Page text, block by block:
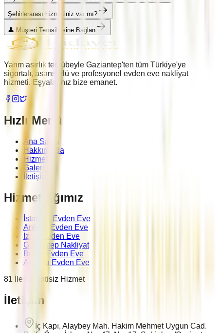
Şehirlerarası hizmetiniz var mı?
👤 Müşteri Temsilcisine Bağlan
Yarım asırlık tecrübeyle Gaziantep'ten tüm Türkiye'ye
sigortalı, asansörlü ve profesyonel evden eve nakliyat
hizmeti. Eşyalarınız bize emanet.
Hızlı Menü
Ana Sayfa
Hakkımızda
Hizmetler
Galeri
İletişim
Hizmet Ağımız
İstanbul Evden Eve
Ankara Evden Eve
İzmir Evden Eve
Gaziantep Nakliyat
Bursa Evden Eve
Antalya Evden Eve
81 İle Kesintisiz Hizmet
İletişim
İç Kapı, Alaybey Mah. Hakim Mehmet Uygun Cad.